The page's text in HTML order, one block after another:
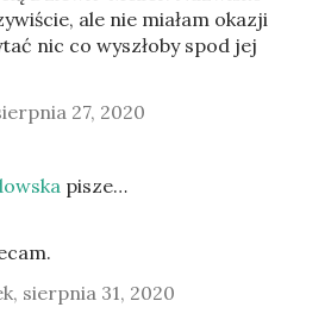
ale nie miałam okazji
nic co wyszłoby spod jej
27, 2020
pisze…
sierpnia 31, 2020